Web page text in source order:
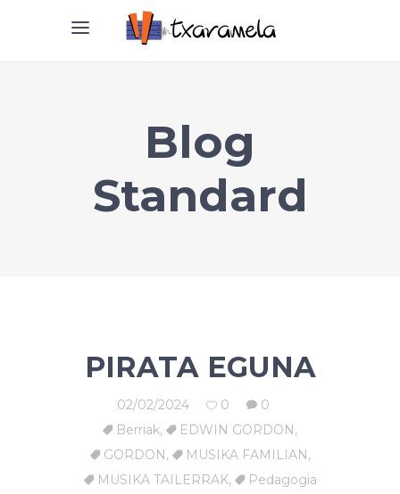
Blog
Standard
PIRATA EGUNA
02/02/2024 0
0
Berriak, EDWIN GORDON,
GORDON, MUSIKA FAMILIAN,
MUSIKA TAILERRAK,
Pedagogia